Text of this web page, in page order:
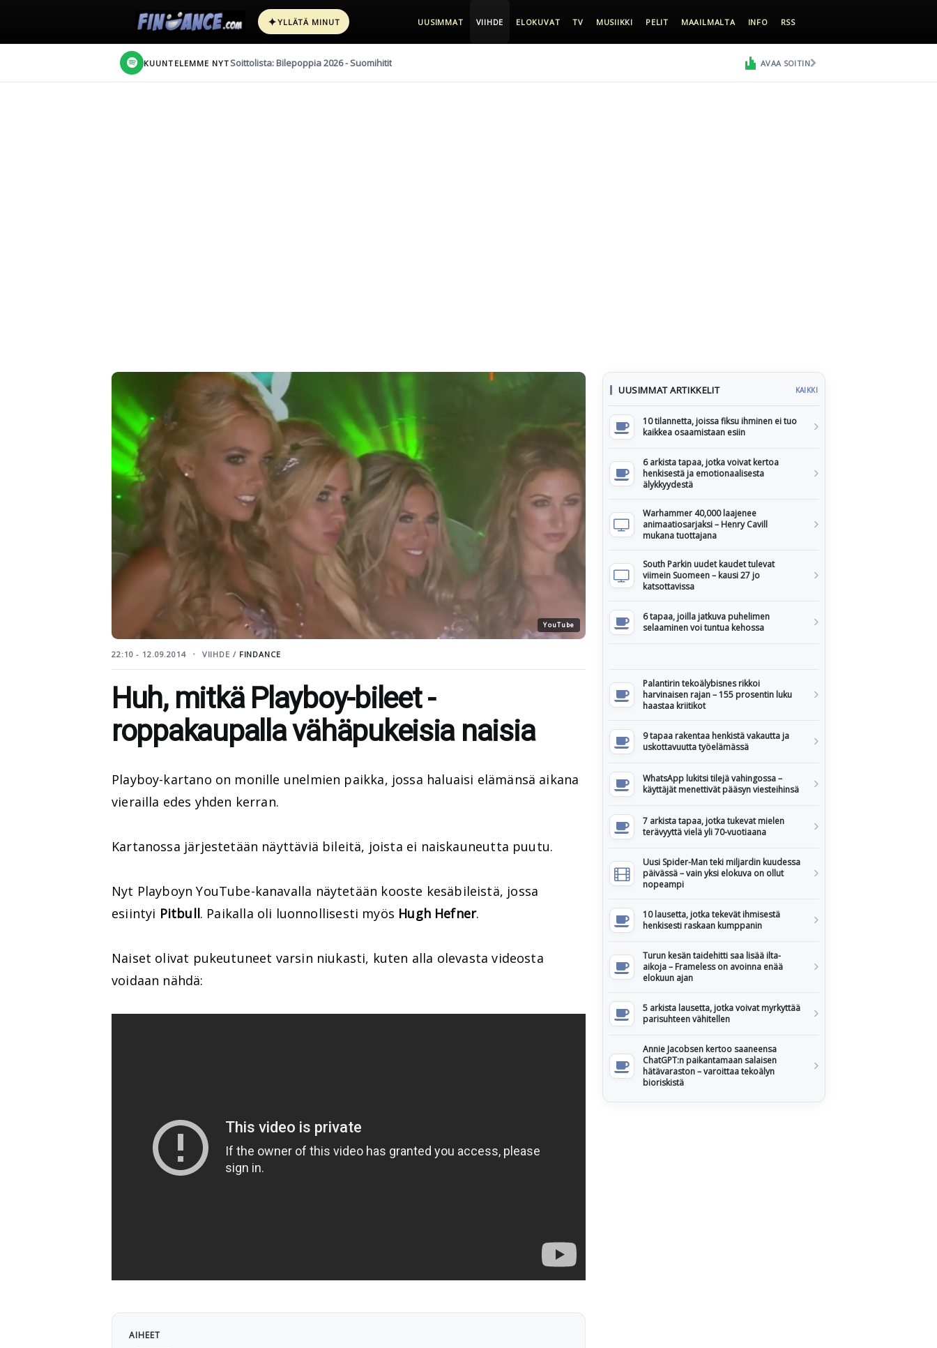
✦YLLÄTÄ MINUT UUSIMMAT VIIHDE ELOKUVAT TV MUSIIKKI PELIT MAAILMALTA INFO RSS
KUUNTELEMME NYT Soittolista: Bilepoppia 2026 - Suomihitit AVAA SOITIN
YouTube
22:10 - 12.09.2014 VIIHDE / FINDANCE
Huh, mitkä Playboy-bileet -
roppakaupalla vähäpukeisia naisia
Playboy-kartano on monille unelmien paikka, jossa haluaisi elämänsä aikana
vierailla edes yhden kerran.
Kartanossa järjestetään näyttäviä bileitä, joista ei naiskauneutta puutu.
Nyt Playboyn YouTube-kanavalla näytetään kooste kesäbileistä, jossa
esiintyi Pitbull. Paikalla oli luonnollisesti myös Hugh Hefner.
Naiset olivat pukeutuneet varsin niukasti, kuten alla olevasta videosta
voidaan nähdä:
AIHEET
UUSIMMAT ARTIKKELIT KAIKKI
10 tilannetta, joissa fiksu ihminen ei tuo
kaikkea osaamistaan esiin
6 arkista tapaa, jotka voivat kertoa
henkisestä ja emotionaalisesta
älykkyydestä
Warhammer 40,000 laajenee
animaatiosarjaksi – Henry Cavill
mukana tuottajana
South Parkin uudet kaudet tulevat
viimein Suomeen – kausi 27 jo
katsottavissa
6 tapaa, joilla jatkuva puhelimen
selaaminen voi tuntua kehossa
Palantirin tekoälybisnes rikkoi
harvinaisen rajan – 155 prosentin luku
haastaa kriitikot
9 tapaa rakentaa henkistä vakautta ja
uskottavuutta työelämässä
WhatsApp lukitsi tilejä vahingossa –
käyttäjät menettivät pääsyn viesteihinsä
7 arkista tapaa, jotka tukevat mielen
terävyyttä vielä yli 70-vuotiaana
Uusi Spider-Man teki miljardin kuudessa
päivässä – vain yksi elokuva on ollut
nopeampi
10 lausetta, jotka tekevät ihmisestä
henkisesti raskaan kumppanin
Turun kesän taidehitti saa lisää ilta-
aikoja – Frameless on avoinna enää
elokuun ajan
5 arkista lausetta, jotka voivat myrkyttää
parisuhteen vähitellen
Annie Jacobsen kertoo saaneensa
ChatGPT:n paikantamaan salaisen
hätävaraston – varoittaa tekoälyn
bioriskistä